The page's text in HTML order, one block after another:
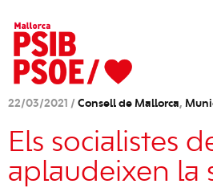
22/03/2021 / Consell de Mallorca,
Els socialistes
aplaudeixen la